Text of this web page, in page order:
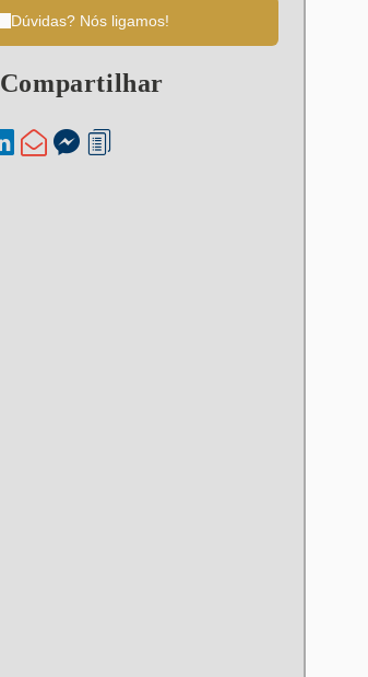
Dúvidas? Nós ligamos!
Compartilhar